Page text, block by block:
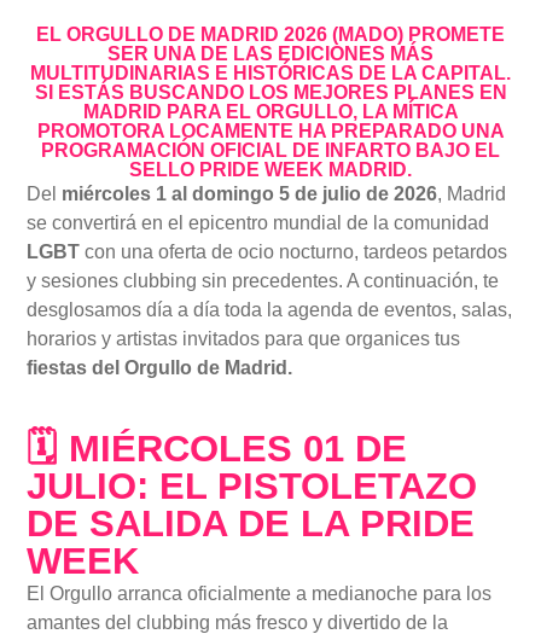
EL ORGULLO DE MADRID 2026 (MADO) PROMETE
SER UNA DE LAS EDICIONES MÁS
MULTITUDINARIAS E HISTÓRICAS DE LA CAPITAL.
SI ESTÁS BUSCANDO LOS MEJORES PLANES EN
MADRID PARA EL ORGULLO, LA MÍTICA
PROMOTORA LOCAMENTE HA PREPARADO UNA
PROGRAMACIÓN OFICIAL DE INFARTO BAJO EL
SELLO PRIDE WEEK MADRID.
Del miércoles 1 al domingo 5 de julio de 2026, Madrid
se convertirá en el epicentro mundial de la comunidad
LGBT con una oferta de ocio nocturno, tardeos petardos
y sesiones clubbing sin precedentes. A continuación, te
desglosamos día a día toda la agenda de eventos, salas,
horarios y artistas invitados para que organices tus
fiestas del Orgullo de Madrid.
🗓 MIÉRCOLES 01 DE
JULIO: EL PISTOLETAZO
DE SALIDA DE LA PRIDE
WEEK
El Orgullo arranca oficialmente a medianoche para los
amantes del clubbing más fresco y divertido de la